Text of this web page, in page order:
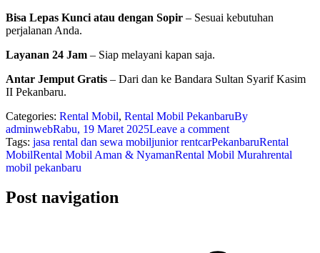
Bisa Lepas Kunci atau dengan Sopir – Sesuai kebutuhan
perjalanan Anda.
Layanan 24 Jam – Siap melayani kapan saja.
Antar Jemput Gratis – Dari dan ke Bandara Sultan Syarif Kasim
II Pekanbaru.
Categories: Rental Mobil, Rental Mobil PekanbaruBy
adminwebRabu, 19 Maret 2025Leave a comment
Tags: jasa rental dan sewa mobiljunior rentcarPekanbaruRental
MobilRental Mobil Aman & NyamanRental Mobil Murahrental
mobil pekanbaru
Post navigation